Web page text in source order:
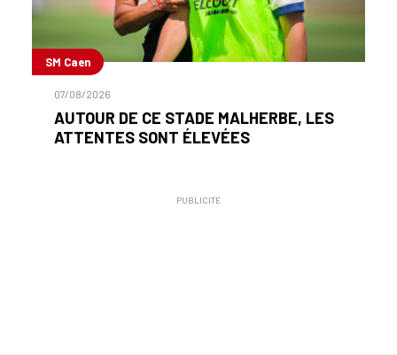
SM Caen
07/08/2026
AUTOUR DE CE STADE MALHERBE, LES
ATTENTES SONT ÉLEVÉES
PUBLICITÉ